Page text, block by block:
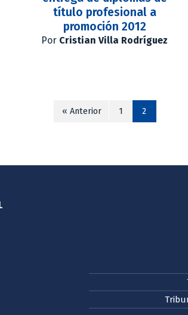
título profesional a
promoción 2012
Por Cristian Villa Rodríguez
« Anterior 1 2